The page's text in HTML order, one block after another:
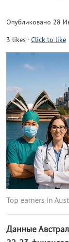
Опубликовано 28
3 likes-Click to like
Top earners in
Данные